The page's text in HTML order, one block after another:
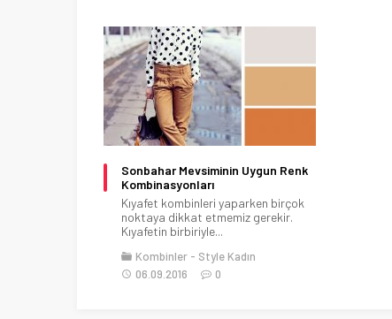
Sonbahar Mevsiminin Uygun Renk
Kombinasyonları
Kıyafet kombinleri yaparken birçok
noktaya dikkat etmemiz gerekir.
Kıyafetin birbiriyle...
Kombinler
Style Kadın
06.09.2016
0